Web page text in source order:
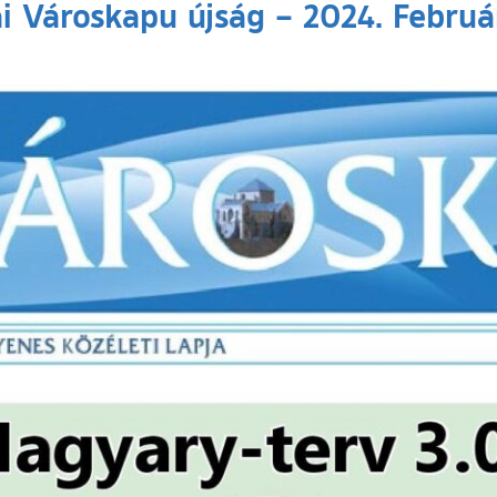
Városkapu újság – 2024.